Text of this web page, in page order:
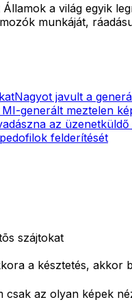
a világ egyik
munkáját,
Nagyot javult a
generált meztelen
az
felderítését
szájtokat
a késztetés, akkor
az olyan képek